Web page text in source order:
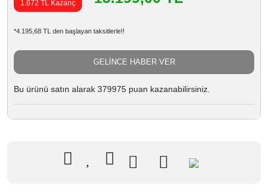
1.672 TL Kazanç
*4.195,68 TL den başlayan taksitlerle!!
GELİNCE HABER VER
Bu ürünü satın alarak 379975 puan kazanabilirsiniz.